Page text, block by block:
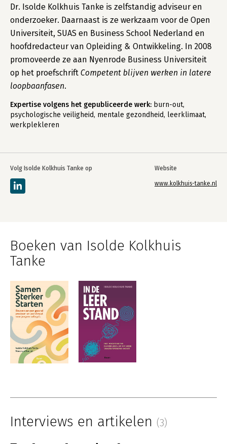
Volg Isolde Kolkhuis Tanke op Website
www.kolkhuis-tanke.nl
Dr. Isolde Kolkhuis Tanke is zelfstandig adviseur en
onderzoeker. Daarnaast is ze werkzaam voor de Open
Universiteit, SUAS en Business School Nederland en
hoofdredacteur van Opleiding & Ontwikkeling. In 2008
promoveerde ze aan Nyenrode Business Universiteit
op het proefschrift Competent blijven werken in latere
loopbaanfasen.
Expertise volgens het gepubliceerde werk: burn-out,
psychologische veiligheid, mentale gezondheid, leerklimaat,
werkplekleren
Boeken van Isolde Kolkhuis
Tanke
Interviews en artikelen (3)